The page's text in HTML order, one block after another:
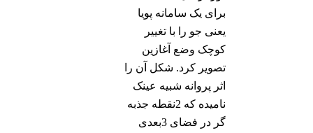
برای یک سامانه پویا
یعنی جو را با تغییر
کوچک وضع آغازین
تصویر کرد. شکل آن را
اثر پروانه شبیه عینک
نامیده که 2نقطه جذبه
گر در فضای 3بعدی